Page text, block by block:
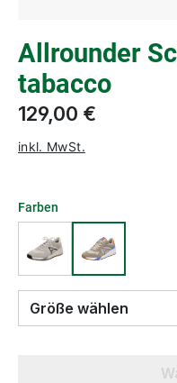
Allrounder
tabacco
129,00 €
inkl. MwSt.
Farben
Größe wählen